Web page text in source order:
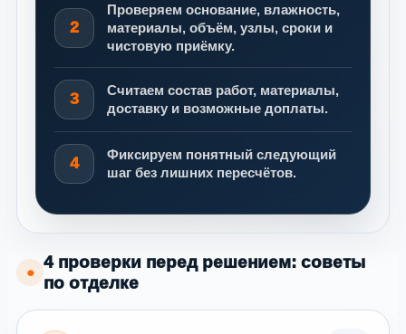
2
Проверяем основание, влажность,
материалы, объём, узлы, сроки и
чистовую приёмку.
3
Считаем состав работ, материалы,
доставку и возможные доплаты.
4
Фиксируем понятный следующий
шаг без лишних пересчётов.
●
4 проверки перед решением: советы
по отделке